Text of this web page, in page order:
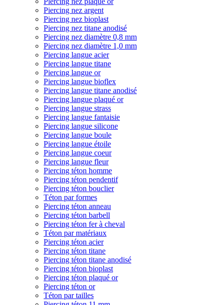
Piercing nez argent
Piercing nez bioplast
Piercing nez titane anodisé
Piercing nez diamètre 0,8 mm
Piercing nez diamètre 1,0 mm
Piercing langue acier
Piercing langue titane
Piercing langue or
Piercing langue bioflex
Piercing langue titane anodisé
Piercing langue plaqué or
Piercing langue strass
Piercing langue fantaisie
Piercing langue silicone
Piercing langue boule
Piercing langue étoile
Piercing langue coeur
Piercing langue fleur
Piercing téton homme
Piercing téton pendentif
Piercing téton bouclier
Téton par formes
Piercing téton anneau
Piercing téton barbell
Piercing téton fer à cheval
Téton par matériaux
Piercing téton acier
Piercing téton titane
Piercing téton titane anodisé
Piercing téton bioplast
Piercing téton plaqué or
Piercing téton or
Téton par tailles